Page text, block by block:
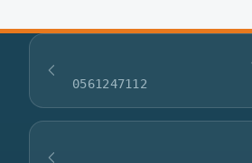
0561247112